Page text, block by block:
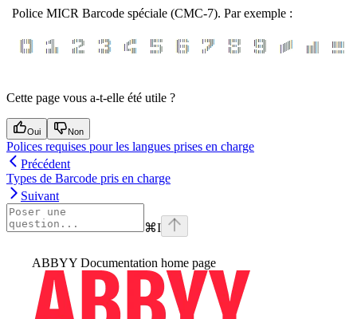
Police MICR Barcode spéciale (CMC-7). Par exemple :
Cette page vous a-t-elle été utile ?
Oui Non
Polices requises pour les langues prises en charge
Précédent
Types de Barcode pris en charge
Suivant
⌘I
ABBYY Documentation home page